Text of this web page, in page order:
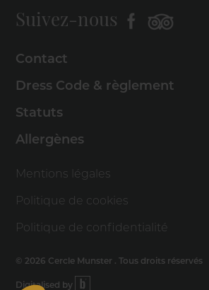
Suivez-nous
Contact
Dress Code & règlement
Statuts
Allergènes
Mentions légales
Politique de cookies
Politique de confidentialité
© 2026 Cercle Munster . Tous droits réservés
Digitalised by